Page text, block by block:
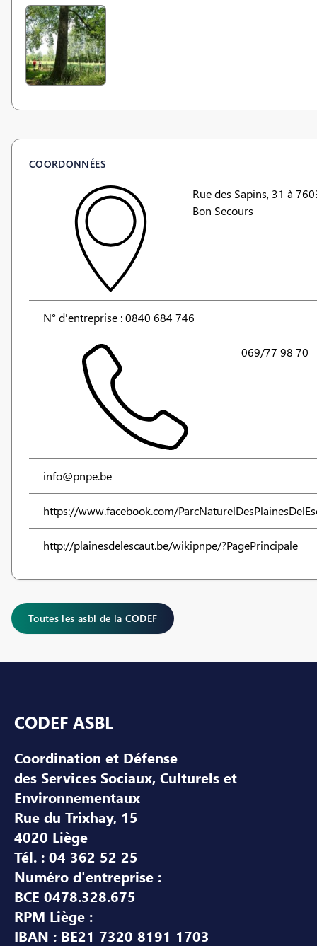
COORDONNÉES
Rue des Sapins, 31 à
Bon Secours
N° d'entreprise : 0840 684 746
069/77 98 70
info@pnpe.be
https://www.facebook.com/
http://plainesdelescaut.be/wikipnpe/?PagePrincipale
Toutes les asbl de la CODEF
CODEF ASBL
Coordination et Défense
des Services Sociaux, Culturels et
Environnementaux
Rue du Trixhay, 15
4020 Liège
Tél. : 04 362 52 25
Numéro d'entreprise :
BCE 0478.328.675
RPM Liège :
IBAN : BE21 7320 8191 1703